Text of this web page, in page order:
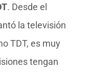
. Desde el
la televisión
TDT, es muy
tengan